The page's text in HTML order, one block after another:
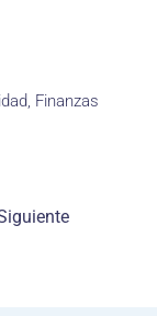
Finanzas